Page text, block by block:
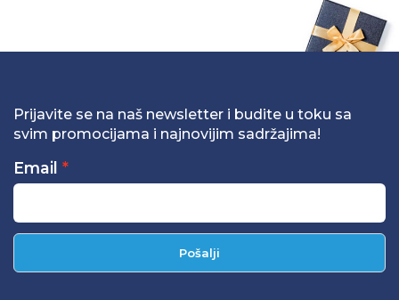
Prijavite se na naš newsletter i budite u toku sa
svim promocijama i najnovijim sadržajima!
Email
Pošalji